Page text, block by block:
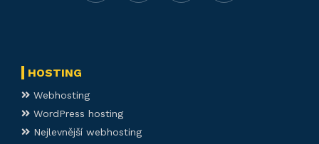
HOSTING
Webhosting
WordPress hosting
Nejlevnější webhosting